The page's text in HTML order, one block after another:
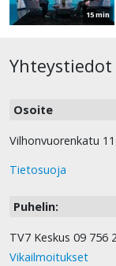
15 min
Yhteystiedot
Osoite
Vilhonvuorenkatu
Tietosuoja
Puhelin:
TV7 Keskus 09 756
Vikailmoitukset